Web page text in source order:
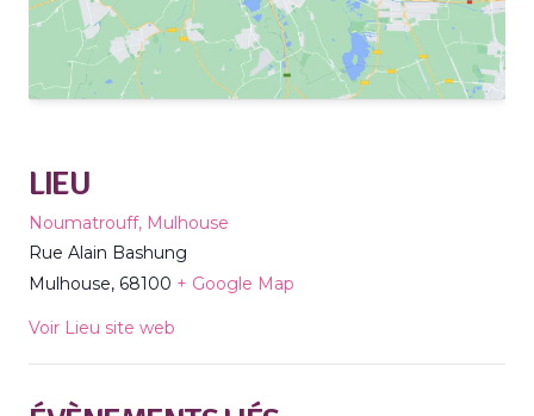
LIEU
Noumatrouff, Mulhouse
Rue Alain Bashung
Mulhouse, 68100 + Google Map
Voir Lieu site web